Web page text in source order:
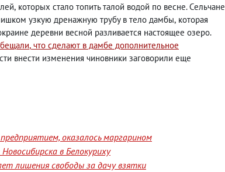
, которых стало топить талой водой по весне. Сельчане
узкую дренажную трубу в тело дамбы, которая
деревни весной разливается настоящее озеро.
, что сделают в дамбе дополнительное
внести изменения чиновники заговорили еще
оказалось маргарином
в Белокуриху
лишения свободы за дачу взятки